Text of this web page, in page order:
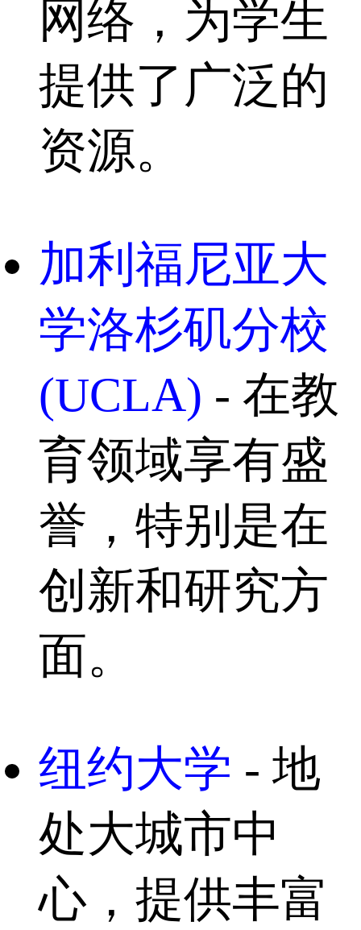
网络，为学生
提供了广泛的
资源。
加利福尼亚大
学洛杉矶分校
(UCLA) - 在教
育领域享有盛
誉，特别是在
创新和研究方
面。
纽约大学 - 地
处大城市中
心，提供丰富